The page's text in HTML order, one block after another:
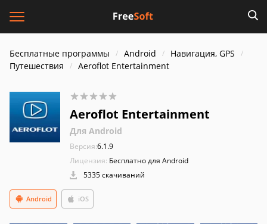
Бесплатные программы Android
Навигация, GPS
Путешествия
Aeroflot Entertainment
Aeroflot Entertainment
Для Android
Версия:6.1.9
Лицензия: Бесплатно для Android
5335 скачиваний
Android iOS